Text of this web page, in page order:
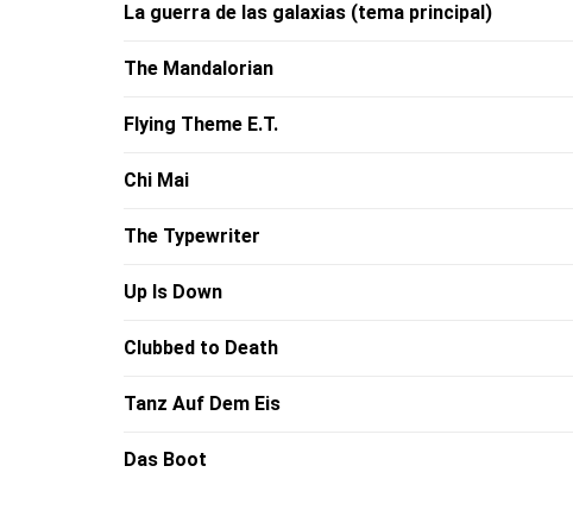
La guerra de las galaxias (tema principal)
The Mandalorian
Flying Theme E.T.
Chi Mai
The Typewriter
Up Is Down
Clubbed to Death
Tanz Auf Dem Eis
Das Boot